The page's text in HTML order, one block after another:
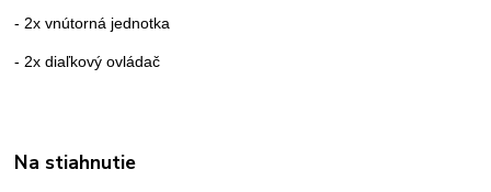
- 2x vnútorná jednotka
- 2x diaľkový ovládač
Na stiahnutie